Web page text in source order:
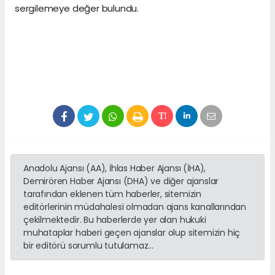
sergilemeye değer bulundu.
Anadolu Ajansı (AA), İhlas Haber Ajansı (İHA),
Demirören Haber Ajansı (DHA) ve diğer ajanslar
tarafından eklenen tüm haberler, sitemizin
editörlerinin müdahalesi olmadan ajans kanallarından
çekilmektedir. Bu haberlerde yer alan hukuki
muhataplar haberi geçen ajanslar olup sitemizin hiç
bir editörü sorumlu tutulamaz...